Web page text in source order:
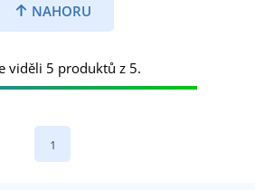
NAHORU
viděli 5 produktů z 5.
1